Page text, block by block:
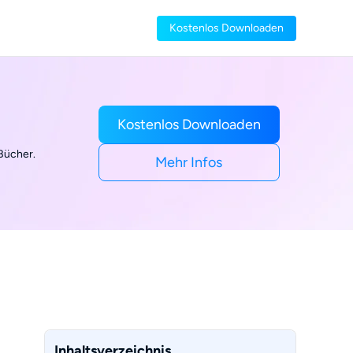
Kostenlos Downloaden
Kostenlos Downloaden
Mehr Infos